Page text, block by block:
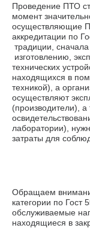
Проведение ПТО
момент
осуществляющие
аккредитации по
традиции,
изготовлению,
технических
находящихся в
техникой), а
осуществляют
(производители), а
лаборатории),
затраты для
Обращаем
категории по Гост
обслуживаемые
находящиеся в